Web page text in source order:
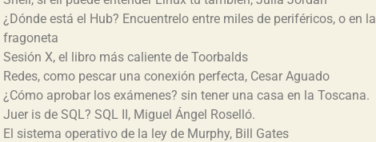
¿Dónde está el Hub? Encuentrelo entre miles de periféricos, o en la
fragoneta
Sesión X, el libro más caliente de Toorbalds
Redes, como pescar una conexión perfecta, Cesar Aguado
¿Cómo aprobar los exámenes? sin tener una casa en la Toscana.
Juer is de SQL? SQL II, Miguel Ángel Roselló.
El sistema operativo de la ley de Murphy, Bill Gates